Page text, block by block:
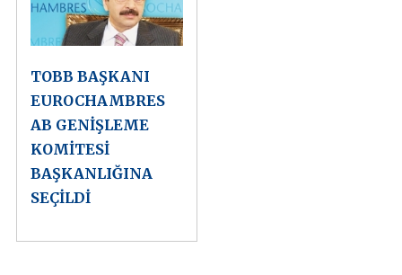
TOBB BAŞKANI
EUROCHAMBRES
AB GENİŞLEME
KOMİTESİ
BAŞKANLIĞINA
SEÇİLDİ